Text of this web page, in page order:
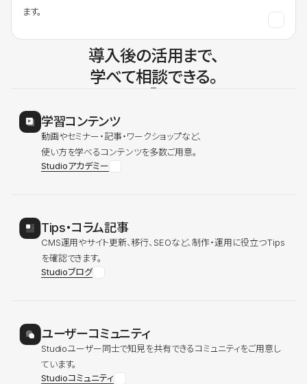
ます。
導入後の活用まで、
学べて相談できる。
学習コンテンツ
動画やセミナー・記事・ワークショップなど、
使い方を学べるコンテンツを多数ご用意。
Studioアカデミー
Tips・コラム記事
CMS運用やサイト更新、移行、SEOなど、制作・運用に役立つTips
を確認できます。
Studioブログ
ユーザーコミュニティ
Studioユーザー同士で知見を共有できるコミュニティをご用意し
ています。
Studioコミュニティ